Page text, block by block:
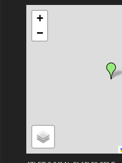
+
−